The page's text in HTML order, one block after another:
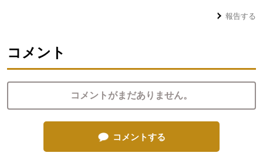
報告する
コメント
コメントがまだありません。
コメントする